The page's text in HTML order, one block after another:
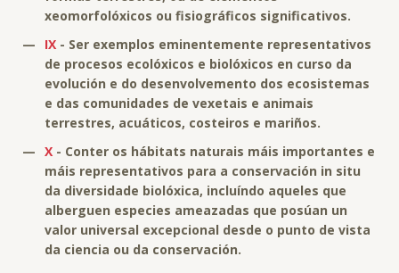
xeomorfolóxicos ou fisiográficos significativos.
—
IX - Ser exemplos eminentemente representativos
de procesos ecolóxicos e biolóxicos en curso da
evolución e do desenvolvemento dos ecosistemas
e das comunidades de vexetais e animais
terrestres, acuáticos, costeiros e mariños.
— X - Conter os hábitats naturais máis importantes e
máis representativos para a conservación in situ
da diversidade biolóxica, incluíndo aqueles que
alberguen especies ameazadas que posúan un
valor universal excepcional desde o punto de vista
da ciencia ou da conservación.